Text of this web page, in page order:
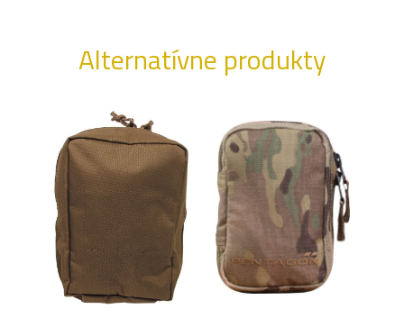
Alternatívne produkty